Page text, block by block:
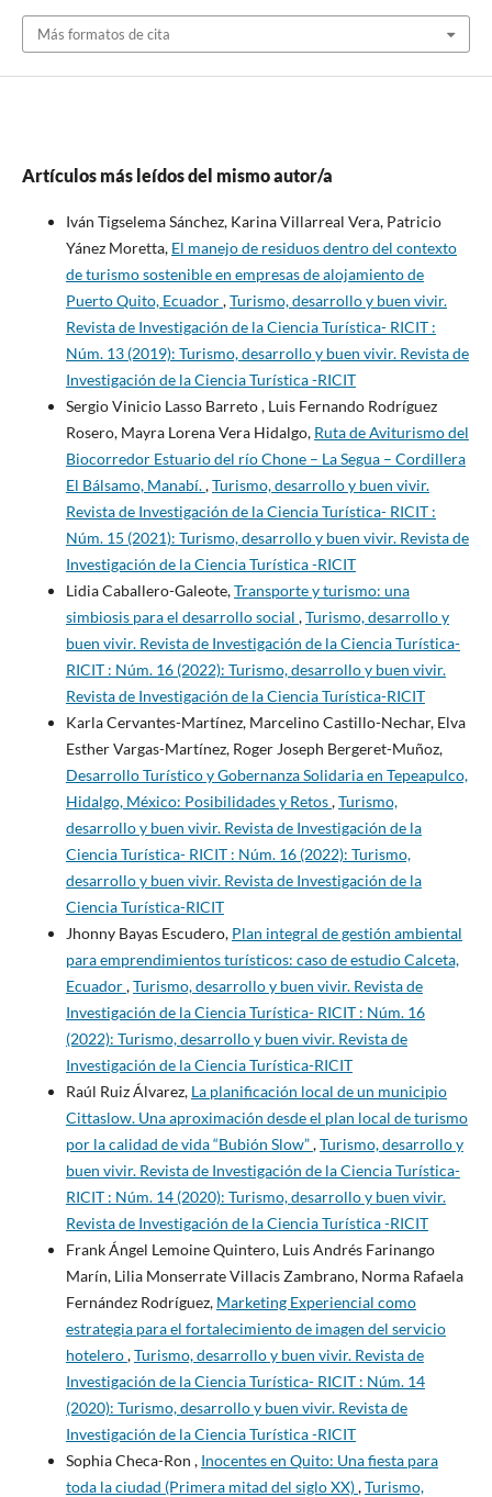
Más formatos de cita
Artículos más leídos del mismo autor/a
Iván Tigselema Sánchez, Karina Villarreal Vera, Patricio
Yánez Moretta, El manejo de residuos dentro del contexto
de turismo sostenible en empresas de alojamiento de
Puerto Quito, Ecuador,Turismo, desarrollo y buen vivir.
Revista de Investigación de la Ciencia Turística- RICIT :
Núm. 13 (2019): Turismo, desarrollo y buen vivir. Revista de
Investigación de la Ciencia Turística -RICIT
Sergio Vinicio Lasso Barreto , Luis Fernando Rodríguez
Rosero, Mayra Lorena Vera Hidalgo, Ruta de Aviturismo del
Biocorredor Estuario del río Chone – La Segua – Cordillera
El Bálsamo, Manabí.,Turismo, desarrollo y buen vivir.
Revista de Investigación de la Ciencia Turística- RICIT :
Núm. 15 (2021): Turismo, desarrollo y buen vivir. Revista de
Investigación de la Ciencia Turística -RICIT
Lidia Caballero-Galeote,Transporte y turismo: una
simbiosis para el desarrollo social ,Turismo, desarrollo y
buen vivir. Revista de Investigación de la Ciencia Turística-
RICIT : Núm. 16 (2022): Turismo, desarrollo y buen vivir.
Revista de Investigación de la Ciencia Turística-RICIT
Karla Cervantes-Martínez, Marcelino Castillo-Nechar, Elva
Esther Vargas-Martínez, Roger Joseph Bergeret-Muñoz,
Desarrollo Turístico y Gobernanza Solidaria en Tepeapulco,
Hidalgo, México: Posibilidades y Retos,Turismo,
desarrollo y buen vivir. Revista de Investigación de la
Ciencia Turística- RICIT : Núm. 16 (2022): Turismo,
desarrollo y buen vivir. Revista de Investigación de la
Ciencia Turística-RICIT
Jhonny Bayas Escudero, Plan integral de gestión ambiental
para emprendimientos turísticos: caso de estudio Calceta,
Ecuador,Turismo, desarrollo y buen vivir. Revista de
Investigación de la Ciencia Turística- RICIT : Núm. 16
(2022): Turismo, desarrollo y buen vivir. Revista de
Investigación de la Ciencia Turística-RICIT
Raúl Ruiz Álvarez, La planificación local de un municipio
Cittaslow. Una aproximación desde el plan local de turismo
por la calidad de vida “Bubión Slow”,Turismo, desarrollo y
buen vivir. Revista de Investigación de la Ciencia Turística-
RICIT : Núm. 14 (2020): Turismo, desarrollo y buen vivir.
Revista de Investigación de la Ciencia Turística -RICIT
Frank Ángel Lemoine Quintero, Luis Andrés Farinango
Marín, Lilia Monserrate Villacis Zambrano, Norma Rafaela
Fernández Rodríguez, Marketing Experiencial como
estrategia para el fortalecimiento de imagen del servicio
hotelero,Turismo, desarrollo y buen vivir. Revista de
Investigación de la Ciencia Turística- RICIT : Núm. 14
(2020): Turismo, desarrollo y buen vivir. Revista de
Investigación de la Ciencia Turística -RICIT
Sophia Checa-Ron , Inocentes en Quito: Una fiesta para
toda la ciudad (Primera mitad del siglo XX),Turismo,